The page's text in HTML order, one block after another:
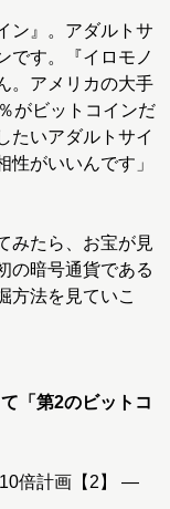
ン』。アダルトサ
です。『イロモノ
。アメリカの大手
がビットコインだ
たいアダルトサイ
性がいいんです」
みたら、お宝が見
暗号通貨である
方法を見ていこ
「第2のビットコ
倍計画【2】 ―